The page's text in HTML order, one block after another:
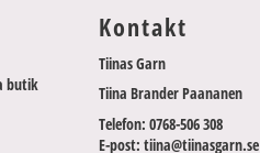
butik
Kontakt
Tiinas Garn
Tiina Brander Paananen
Telefon: 0768-506 308
E-post: tiina@tiinasgarn.se